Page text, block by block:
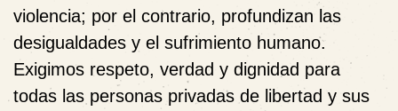
violencia; por el contrario, profundizan las
desigualdades y el sufrimiento humano.
Exigimos respeto, verdad y dignidad para
todas las personas privadas de libertad y sus